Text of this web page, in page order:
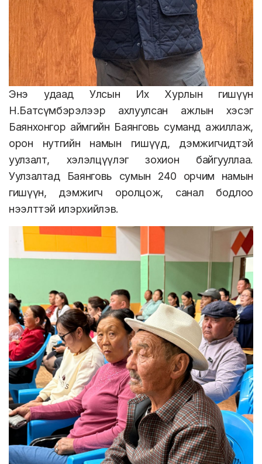
Энэ удаад Улсын Их Хурлын гишүүн
Н.Батсүмбэрэлээр ахлуулсан ажлын хэсэг
Баянхонгор аймгийн Баянговь суманд ажиллаж,
орон нутгийн намын гишүүд, дэмжигчидтэй
уулзалт, хэлэлцүүлэг зохион байгууллаа.
Уулзалтад Баянговь сумын 240 орчим намын
гишүүн, дэмжигч оролцож, санал бодлоо
нээлттэй илэрхийлэв.